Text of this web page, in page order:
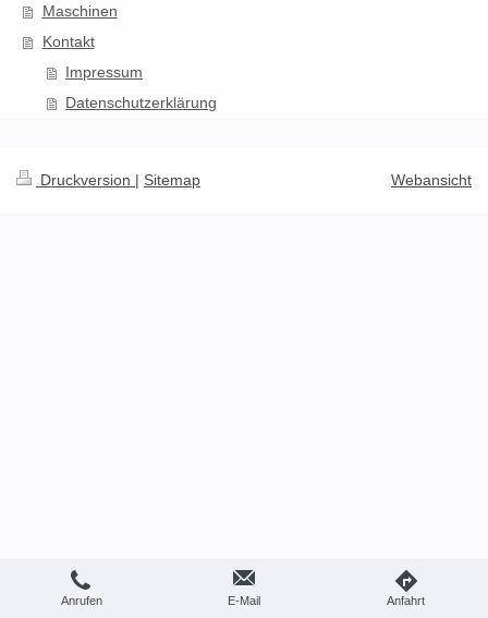
Maschinen
Kontakt
Impressum
Datenschutzerklärung
Druckversion | Sitemap Webansicht
Anrufen E-Mail Anfahrt